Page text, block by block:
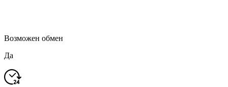
Возможен обмен
Да